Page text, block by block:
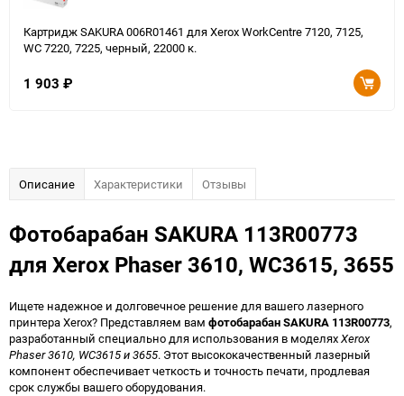
Картридж SAKURA 006R01461 для Xerox WorkCentre 7120, 7125,
WC 7220, 7225, черный, 22000 к.
1 903 ₽
Описание Характеристики Отзывы
Фотобарабан SAKURA 113R00773
для Xerox Phaser 3610, WC3615, 3655
Ищете надежное и долговечное решение для вашего лазерного
принтера Xerox? Представляем вам фотобарабан SAKURA 113R00773,
разработанный специально для использования в моделяхXerox
Phaser 3610, WC3615 и 3655. Этот высококачественный лазерный
компонент обеспечивает четкость и точность печати, продлевая
срок службы вашего оборудования.